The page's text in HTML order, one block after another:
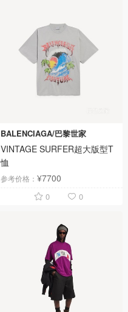
BALENCIAGA/巴黎世家
VINTAGE SURFER超大版型T
恤
参考价格：¥7700
0 0